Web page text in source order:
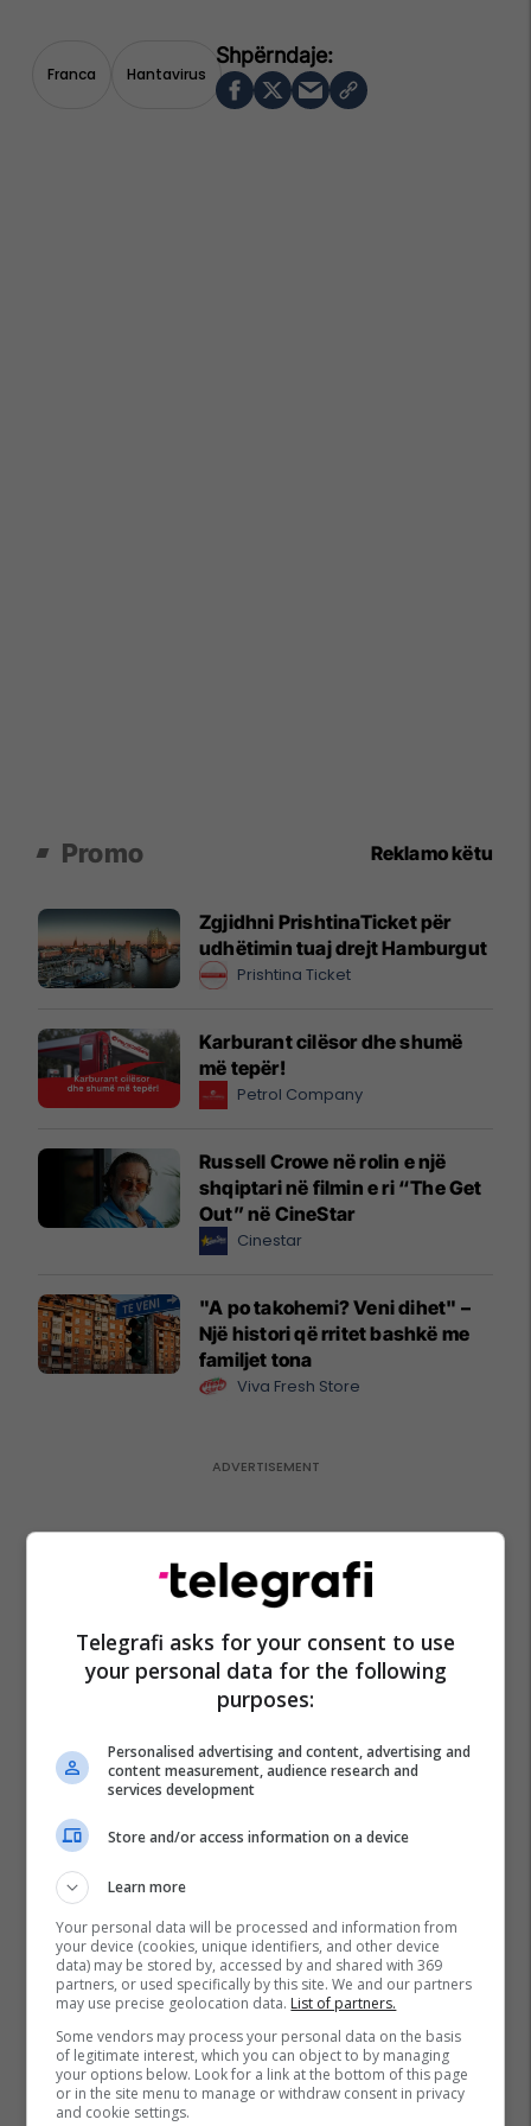
Franca Hantavirus
Promo Reklamo këtu
Zgjidhni PrishtinaTicket për
udhëtimin tuaj drejt Hamburgut
Prishtina Ticket
Karburant cilësor dhe shumë
më tepër!
Petrol Company
Russell Crowe në rolin e një
shqiptari në filmin e ri “The Get
Out” në CineStar
Cinestar
"A po takohemi? Veni dihet" –
Një histori që rritet bashkë me
familjet tona
Viva Fresh Store
Telegrafi asks for your consent to use
your personal data for the following
purposes:
Personalised advertising and content, advertising and
content measurement, audience research and
services development
Store and/or access information on a device
Learn more
Your personal data will be processed and information from
your device (cookies, unique identifiers, and other device
data) may be stored by, accessed by and shared with 369
partners, or used specifically by this site. We and our partners
may use precise geolocation data. List of partners.
Some vendors may process your personal data on the basis
of legitimate interest, which you can object to by managing
your options below. Look for a link at the bottom of this page
or in the site menu to manage or withdraw consent in privacy
and cookie settings.